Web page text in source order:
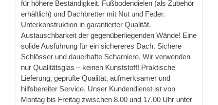
für höhere Beständigkeit. Fußbodendielen (als Zubehör
erhältlich) und Dachbretter mit Nut und Feder.
Unterkonstruktion in garantierter Qualität.
Austauschbarkeit der gegenüberliegenden Wände! Eine
solide Ausführung für ein sichereres Dach. Sichere
Schlösser und dauerhafte Scharniere. Wir verwenden
nur Qualitätsglas – keinen Kunststoff! Praktische
Lieferung, geprüfte Qualität, aufmerksamer und
hilfsbereiter Service. Unser Kundendienst ist von
Montag bis Freitag zwischen 8.00 und 17.00 Uhr unter